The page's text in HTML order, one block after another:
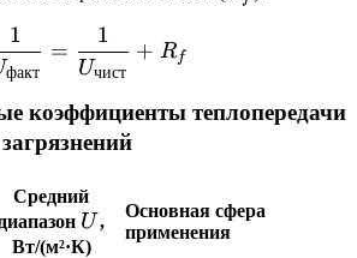
факт
1
=
Uчист
1
+ Rf
коэффициенты теплопередачи
Средний
диапазон U
U,
Вт/(м²·К)
Основная сфера
применения